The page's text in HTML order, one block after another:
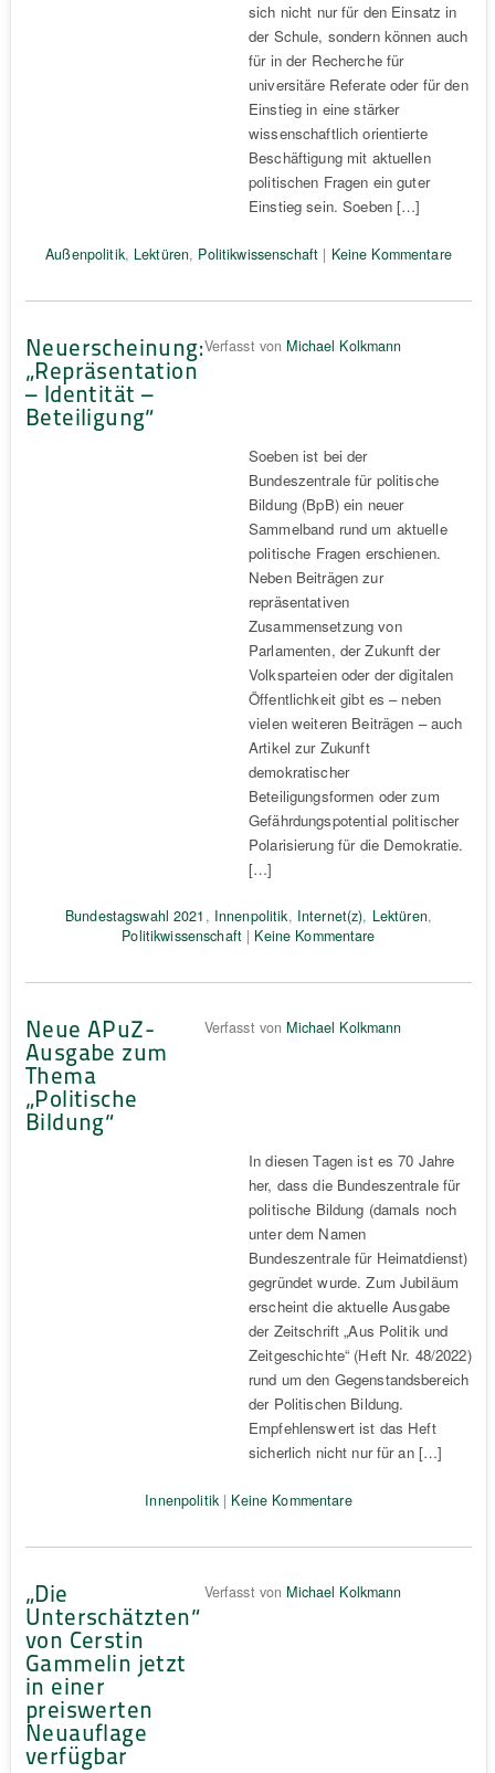
sich nicht nur für den Einsatz in
der Schule, sondern können auch
für in der Recherche für
universitäre Referate oder für den
Einstieg in eine stärker
wissenschaftlich orientierte
Beschäftigung mit aktuellen
politischen Fragen ein guter
Einstieg sein. Soeben […]
Außenpolitik, Lektüren, Politikwissenschaft | Keine Kommentare
Neuerscheinung:
„Repräsentation
– Identität –
Beteiligung“
Verfasst von Michael Kolkmann
Soeben ist bei der
Bundeszentrale für politische
Bildung (BpB) ein neuer
Sammelband rund um aktuelle
politische Fragen erschienen.
Neben Beiträgen zur
repräsentativen
Zusammensetzung von
Parlamenten, der Zukunft der
Volksparteien oder der digitalen
Öffentlichkeit gibt es – neben
vielen weiteren Beiträgen – auch
Artikel zur Zukunft
demokratischer
Beteiligungsformen oder zum
Gefährdungspotential politischer
Polarisierung für die Demokratie.
[…]
Bundestagswahl 2021 , Innenpolitik, Internet(z), Lektüren,
Politikwissenschaft| Keine Kommentare
Neue APuZ-
Ausgabe zum
Thema
„Politische
Bildung“
Verfasst von Michael Kolkmann
In diesen Tagen ist es 70 Jahre
her, dass die Bundeszentrale für
politische Bildung (damals noch
unter dem Namen
Bundeszentrale für Heimatdienst)
gegründet wurde. Zum Jubiläum
erscheint die aktuelle Ausgabe
der Zeitschrift „Aus Politik und
Zeitgeschichte“ (Heft Nr. 48/2022)
rund um den Gegenstandsbereich
der Politischen Bildung.
Empfehlenswert ist das Heft
sicherlich nicht nur für an […]
Innenpolitik| Keine Kommentare
„Die
Unterschätzten“
von Cerstin
Gammelin jetzt
in einer
preiswerten
Neuauflage
verfügbar
Verfasst von Michael Kolkmann